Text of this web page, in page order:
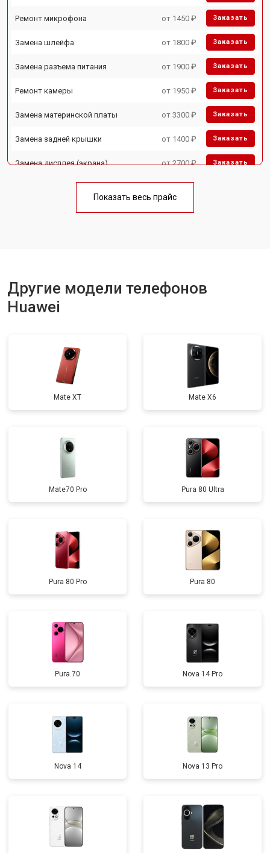
Ремонт микрофона от 1450 ₽ Заказать
Замена шлейфа от 1800 ₽ Заказать
Замена разъема питания от 1900 ₽ Заказать
Ремонт камеры от 1950 ₽ Заказать
Замена материнской платы от 3300 ₽ Заказать
Замена задней крышки от 1400 ₽ Заказать
Замена дисплея (экрана) от 2700 ₽ Заказать
Замена кнопки включения от 1750 ₽
Показать весь прайс
Другие модели телефонов
Huawei
Mate XT Mate X6
Mate70 Pro Pura 80 Ultra
Pura 80 Pro Pura 80
Pura 70 Nova 14 Pro
Nova 14 Nova 13 Pro